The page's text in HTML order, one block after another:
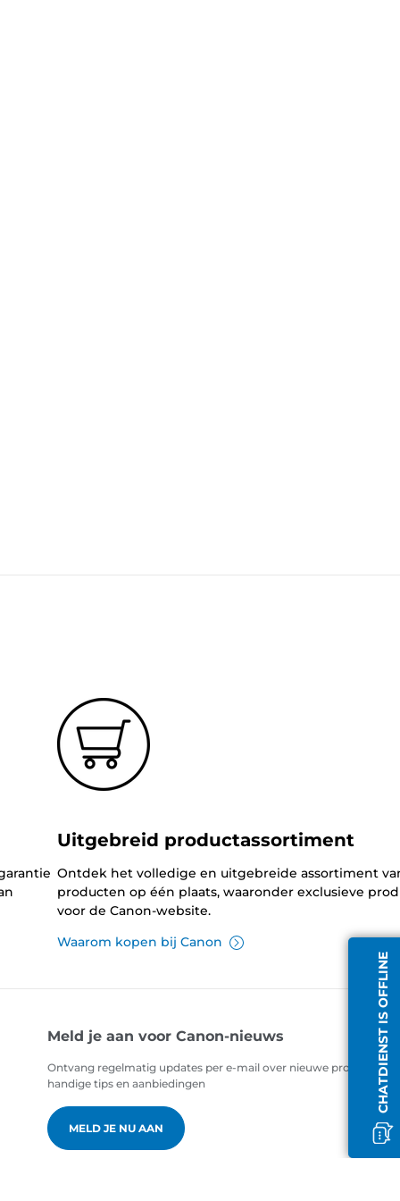
CHATDIENST IS OFFLINE
Uitgebreid productassortiment
Ontdek het volledige en uitgebreide assortiment
producten op één plaats, waaronder exclusieve
voor de Canon-website.
Waarom kopen bij Canon
Meld je aan voor Canon-nieuws
Ontvang regelmatig updates per e-mail over nieuwe producten,
handige tips en aanbiedingen
MELD JE NU AAN